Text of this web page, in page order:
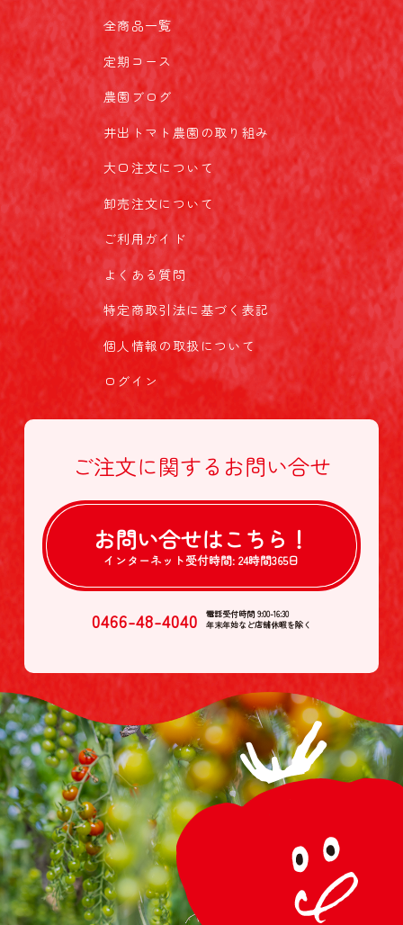
全商品一覧
定期コース
農園ブログ
井出トマト農園の取り組み
大口注文について
卸売注文について
ご利用ガイド
よくある質問
特定商取引法に基づく表記
個人情報の取扱について
ログイン
ご注文に関する お問い合せ
お問い合せはこちら！
インターネット受付時間: 24時間365日
0466-48-4040
電話受付時間 9:00-16:30
年末年始など店舗休暇を除く